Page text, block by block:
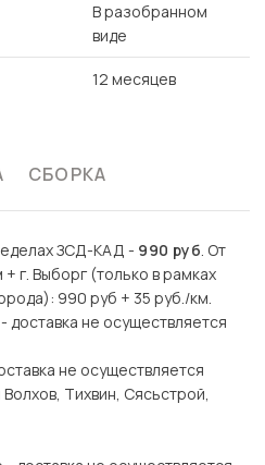
В разобранном
виде
12 месяцев
СБОРКА
ЗСД-КАД - 990 руб. От
г. Выборг (только в рамках
990 руб + 35 руб./км.
не осуществляется
не осуществляется
Тихвин, Сясьстрой,